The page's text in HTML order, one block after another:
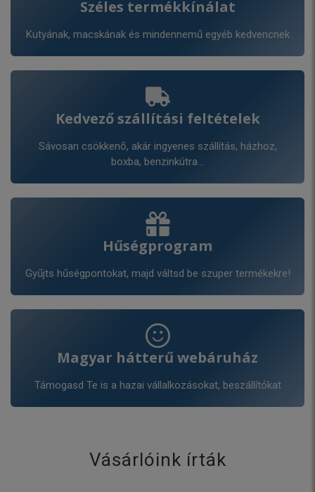
Széles termékkínálat
Kutyának, macskának és mindennemű egyéb kedvencnek
Kedvező szállítási feltételek
Sávosan csökkenő, akár ingyenes szállítás, házhoz,
boxba, benzinkútra...
Hűségprogram
Gyűjts hűségpontokat, majd váltsd be szuper termékekre!
Magyar hátterű webáruház
Támogasd Te is a hazai vállalkozásokat, beszállítókat
Vásárlóink írták